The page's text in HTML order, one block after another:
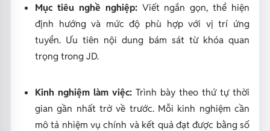
Mục tiêu nghề nghiệp:Viết ngắn gọn, thể hiện
định hướng và mức độ phù hợp với vị trí ứng
tuyển. Ưu tiên nội dung bám sát từ khóa quan
trọng trong JD.
Kinh nghiệm làm việc:Trình bày theo thứ tự thời
gian gần nhất trở về trước. Mỗi kinh nghiệm cần
mô tả nhiệm vụ chính và kết quả đạt được bằng số